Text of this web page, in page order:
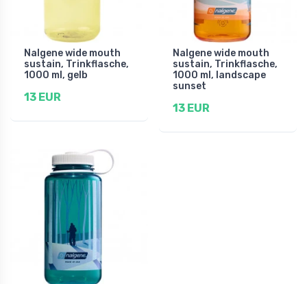
Nalgene wide mouth
sustain, Trinkflasche,
1000 ml, gelb
13 EUR
Nalgene wide mouth
sustain, Trinkflasche,
1000 ml, landscape
sunset
13 EUR